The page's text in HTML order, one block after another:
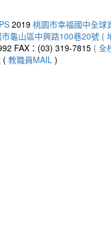
2019 桃園市幸福國中全球
龜山區中興路100巷20號 (
FAX：(03) 319-7815 ( 全
( 教職員MAIL )